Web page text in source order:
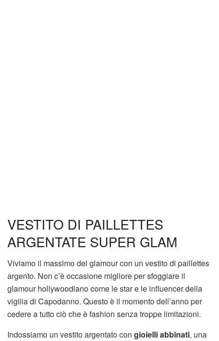
VESTITO DI PAILLETTES
ARGENTATE SUPER GLAM
Viviamo il massimo del glamour con un vestito di paillettes
argento. Non c’è occasione migliore per sfoggiare il
glamour hollywoodiano come le star e le influencer della
vigilia di Capodanno. Questo è il momento dell’anno per
cedere a tutto ciò che è fashion senza troppe limitazioni.
Indossiamo un vestito argentato con gioielli abbinati, una